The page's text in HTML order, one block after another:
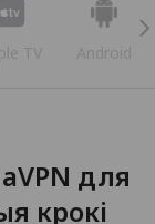
TV Android
для
крокі